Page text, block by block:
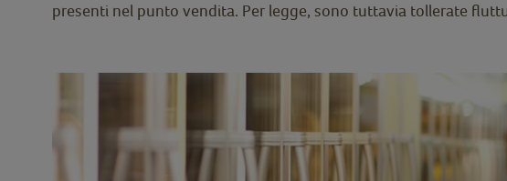
presenti nel punto vendita. Per legge, sono tuttavia tollerate